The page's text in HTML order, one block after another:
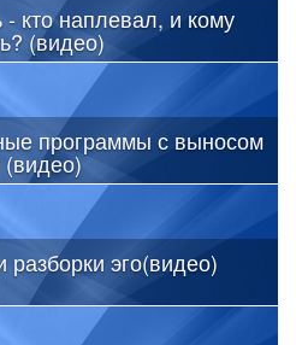
кто наплевал, и кому
(видео)
программы с выносом
(видео)
эго(видео)